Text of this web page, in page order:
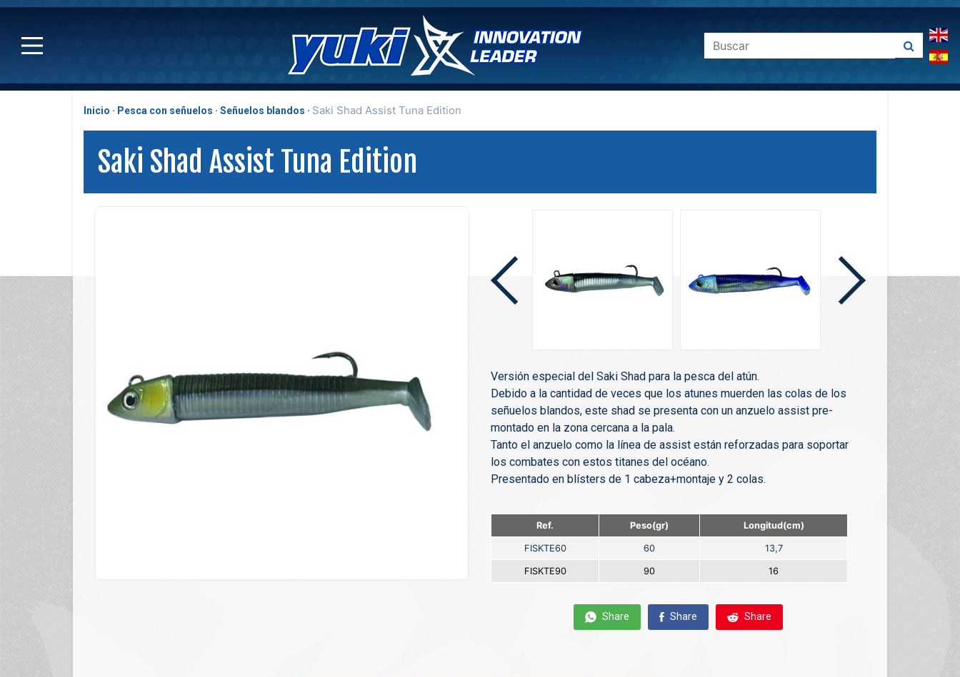
Inicio Pesca con señuelos Señuelos blandos Saki Shad Assist Tuna Edition
Saki Shad Assist Tuna Edition
Versión especial del Saki Shad para la pesca del atún.
Debido a la cantidad de veces que los atunes muerden las colas de los
señuelos blandos, este shad se presenta con un anzuelo assist pre-
montado en la zona cercana a la pala.
Tanto el anzuelo como la línea de assist están reforzadas para soportar
los combates con estos titanes del océano.
Presentado en blísters de 1 cabeza+montaje y 2 colas.
Ref. Peso(gr) Longitud(cm)
FISKTE60 60 13,7
FISKTE90 90 16
Share Share Share